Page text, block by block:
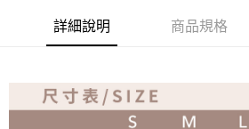
免運費
詳細說明 商品規格